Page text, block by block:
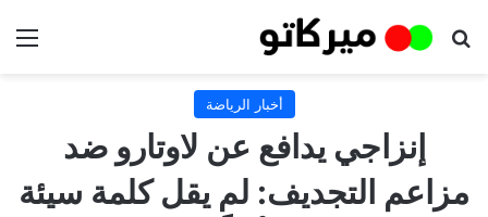
بحث عن
أخبار الرياضة
إنزاجي يدافع عن لاوتارو ضد
مزاعم التجديف: لم يقل كلمة سيئة